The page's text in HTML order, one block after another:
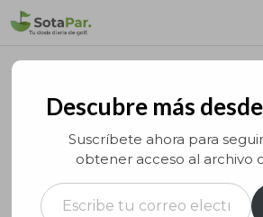
Saltar
Descubre más
Suscríbete ahora para
obtener acceso al archivo
Escribe tu correo electrónico…